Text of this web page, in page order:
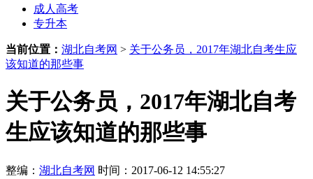
成人高考
专升本
当前位置： 湖北自考网 > 关于公务员，2017年湖北自考生应
该知道的那些事
关于公务员，2017年湖北自考
生应该知道的那些事
整编： 湖北自考网 时间：2017-06-12 14:55:27